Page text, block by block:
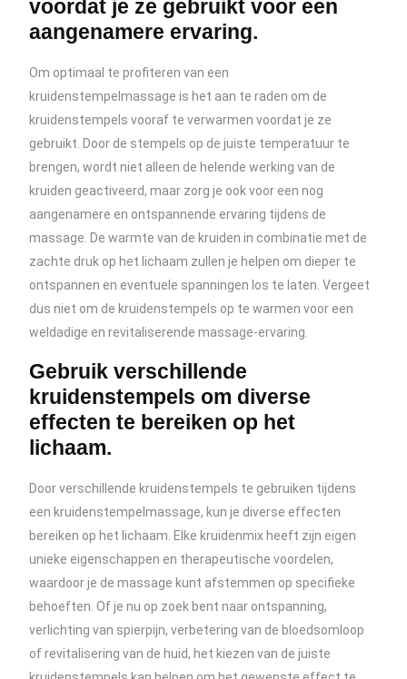
voordat je ze gebruikt voor een
aangenamere ervaring.
Om optimaal te profiteren van een
kruidenstempelmassage is het aan te raden om de
kruidenstempels vooraf te verwarmen voordat je ze
gebruikt. Door de stempels op de juiste temperatuur te
brengen, wordt niet alleen de helende werking van de
kruiden geactiveerd, maar zorg je ook voor een nog
aangenamere en ontspannende ervaring tijdens de
massage. De warmte van de kruiden in combinatie met de
zachte druk op het lichaam zullen je helpen om dieper te
ontspannen en eventuele spanningen los te laten. Vergeet
dus niet om de kruidenstempels op te warmen voor een
weldadige en revitaliserende massage-ervaring.
Gebruik verschillende
kruidenstempels om diverse
effecten te bereiken op het
lichaam.
Door verschillende kruidenstempels te gebruiken tijdens
een kruidenstempelmassage, kun je diverse effecten
bereiken op het lichaam. Elke kruidenmix heeft zijn eigen
unieke eigenschappen en therapeutische voordelen,
waardoor je de massage kunt afstemmen op specifieke
behoeften. Of je nu op zoek bent naar ontspanning,
verlichting van spierpijn, verbetering van de bloedsomloop
of revitalisering van de huid, het kiezen van de juiste